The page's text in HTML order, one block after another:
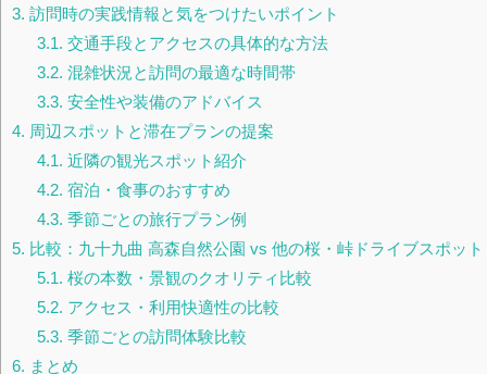
3. 訪問時の実践情報と気をつけたいポイント
3.1. 交通手段とアクセスの具体的な方法
3.2. 混雑状況と訪問の最適な時間帯
3.3. 安全性や装備のアドバイス
4. 周辺スポットと滞在プランの提案
4.1. 近隣の観光スポット紹介
4.2. 宿泊・食事のおすすめ
4.3. 季節ごとの旅行プラン例
5. 比較：九十九曲 高森自然公園 vs 他の桜・峠ドライブスポット
5.1. 桜の本数・景観のクオリティ比較
5.2. アクセス・利用快適性の比較
5.3. 季節ごとの訪問体験比較
6. まとめ